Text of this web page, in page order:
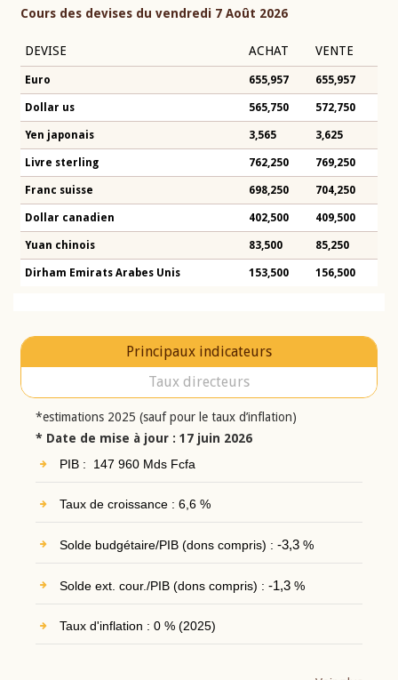
Cours des devises du vendredi 7 Août 2026
DEVISE ACHAT VENTE
Euro 655,957 655,957
Dollar us 565,750 572,750
Yen japonais 3,565 3,625
Livre sterling 762,250 769,250
Franc suisse 698,250 704,250
Dollar canadien 402,500 409,500
Yuan chinois 83,500 85,250
Dirham Emirats Arabes Unis 153,500 156,500
Principaux indicateurs
Taux directeurs
*estimations 2025 (sauf pour le taux d’inflation)
* Date de mise à jour : 17 juin 2026
PIB : 147 960 Mds Fcfa
Taux de croissance : 6,6 %
Solde budgétaire/PIB (dons compris) : -3,3%
Solde ext. cour./PIB (dons compris) : -1,3%
Taux d'inflation : 0 % (2025)